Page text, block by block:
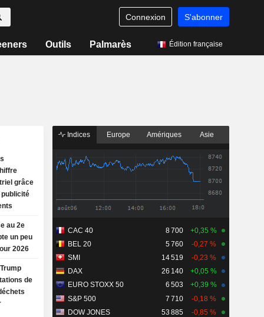
Connexion S'abonner
Outils Palmarès Édition française
grâce
publicité
au 2e
un peu
2026
de
Indices Europe Amériques Asie
CAC 40 8 700
+0,35 %
BEL 20
5 760
-0,27 %
SMI
14 519
-0,23 %
DAX
26 140
+0,05 %
EURO STOXX 50
6 503
+0,39 %
S&P 500
7 710
-0,18 %
DOW JONES
53 885
-0,85 %